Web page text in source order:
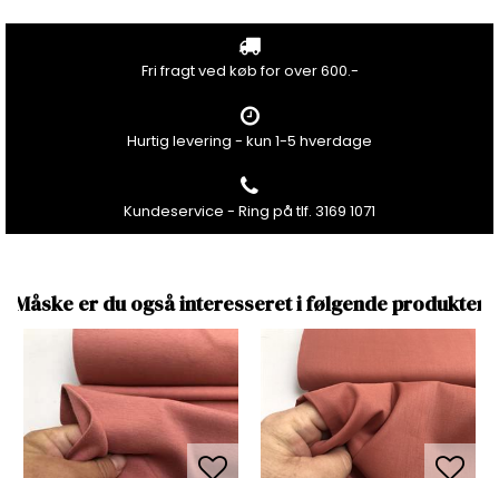
Fri fragt ved køb for over 600.-
Hurtig levering - kun 1-5 hverdage
Kundeservice - Ring på tlf. 3169 1071
Måske er du også interesseret i følgende produkter